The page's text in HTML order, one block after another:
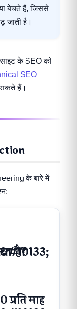
बेचते हैं, जिससे
जाती है।
के SEO को
SEO
हैं।
के बारे में
है?
प्रति माह